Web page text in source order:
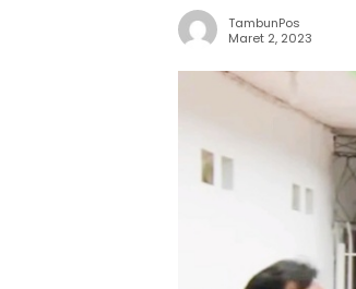
TambunPos
Maret 2, 2023